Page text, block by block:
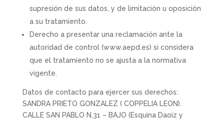
supresión de sus datos, y de limitación u oposición
a su tratamiento.
Derecho a presentar una reclamación ante la
autoridad de control (www.aepd.es) si considera
que el tratamiento no se ajusta a la normativa
vigente.
Datos de contacto para ejercer sus derechos:
SANDRA PRIETO GONZALEZ ( COPPELIA LEON).
CALLE SAN PABLO N.31 – BAJO (Esquina Daoiz y